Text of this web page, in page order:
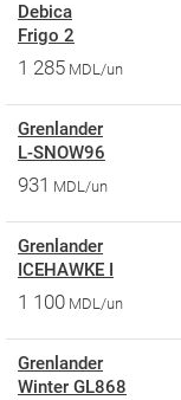
Debica
Frigo 2
1 285 MDL/un
Grenlander
L-SNOW96
931 MDL/un
Grenlander
ICEHAWKE I
1 100 MDL/un
Grenlander
Winter GL868